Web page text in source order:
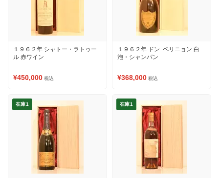
１９６２年 シャトー・ラトゥー
ル 赤ワイン
¥450,000 税込
１９６２年 ドン･ペリニョン 白
泡・シャンパン
¥368,000 税込
在庫1 在庫1